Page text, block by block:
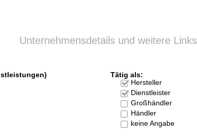
Unternehmensdetails und weitere Links
Tätig als:
Hersteller
Dienstleister
Großhändler
Händler
keine Angabe